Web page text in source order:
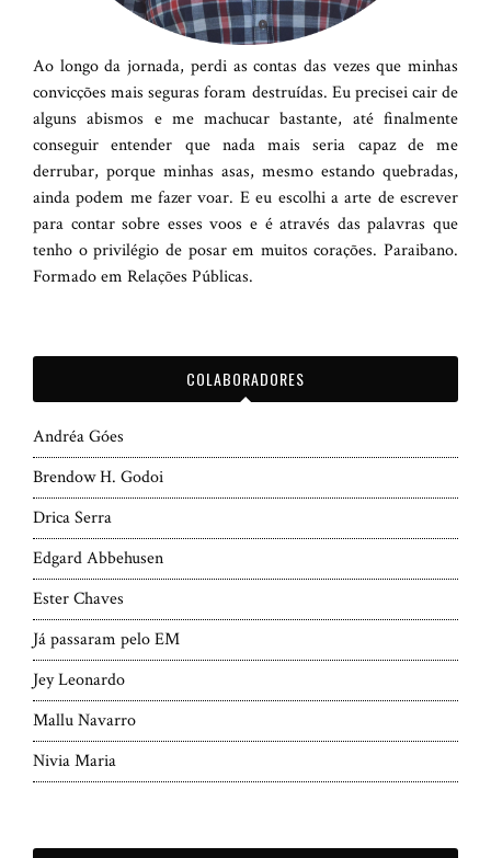
Ao longo da jornada, perdi as contas das vezes que minhas
convicções mais seguras foram destruídas. Eu precisei cair de
alguns abismos e me machucar bastante, até finalmente
conseguir entender que nada mais seria capaz de me
derrubar, porque minhas asas, mesmo estando quebradas,
ainda podem me fazer voar. E eu escolhi a arte de escrever
para contar sobre esses voos e é através das palavras que
tenho o privilégio de posar em muitos corações. Paraibano.
Formado em Relações Públicas.
COLABORADORES
Andréa Góes
Brendow H. Godoi
Drica Serra
Edgard Abbehusen
Ester Chaves
Já passaram pelo EM
Jey Leonardo
Mallu Navarro
Nivia Maria